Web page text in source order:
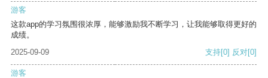
游客
这款app的学习氛围很浓厚，能够激励我不断学习，让我能够取得更好的
成绩。
2025-09-09
支持[0] 反对[0]
游客